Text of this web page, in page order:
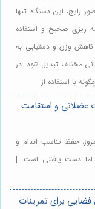
این دستگاه تنها
ریزی صحیح و استفاده
کاهش وزن و دستیابی به
مختلف تبدیل شود. در
با استفاده از
عضلانی و استقامت
حفظ تناسب اندام و
دست یافتنی است. |
برای تمرینات